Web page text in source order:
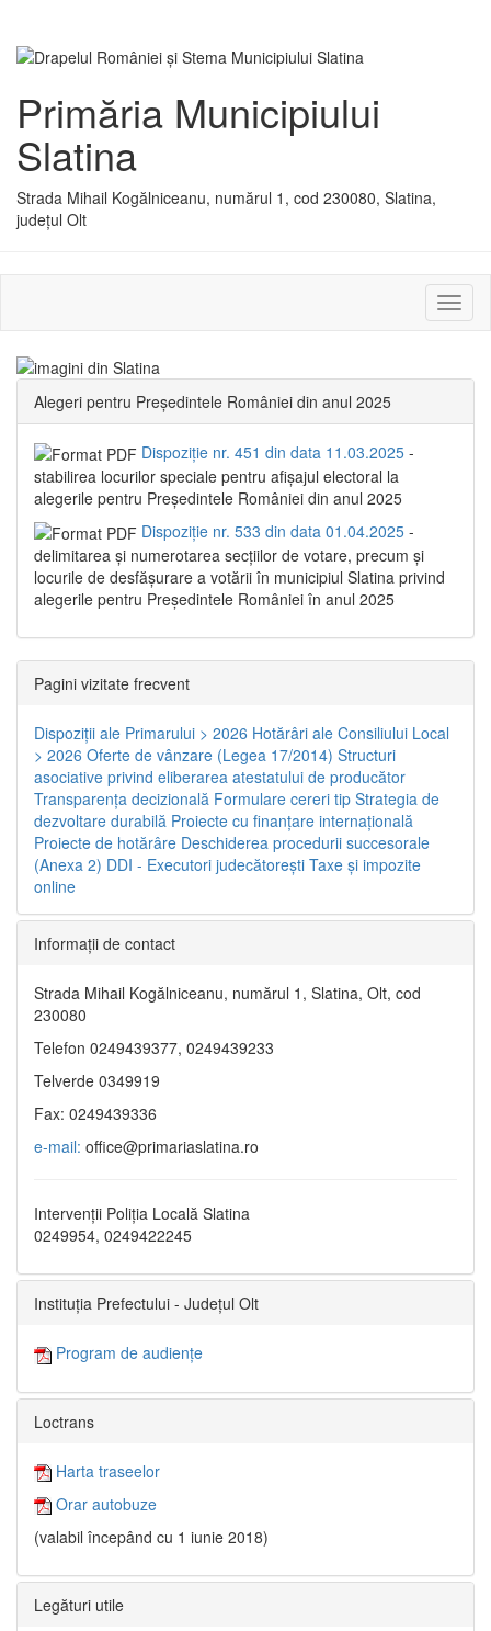
Primăria Municipiului
Slatina
Strada Mihail Kogălniceanu, numărul 1, cod 230080, Slatina,
județul Olt
sau
Alegeri pentru Președintele României din anul 2025
Dispoziție nr. 451 din data 11.03.2025 -
stabilirea locurilor speciale pentru afișajul electoral la
alegerile pentru Președintele României din anul 2025
Dispoziție nr. 533 din data 01.04.2025 -
delimitarea şi numerotarea secţiilor de votare, precum şi
locurile de desfăşurare a votării în municipiul Slatina privind
alegerile pentru Preşedintele României în anul 2025
Pagini vizitate frecvent
Dispoziţii ale Primarului > 2026 Hotărâri ale Consiliului Local
> 2026 Oferte de vânzare (Legea 17/2014) Structuri
asociative privind eliberarea atestatului de producător
Transparenţa decizională Formulare cereri tip Strategia de
dezvoltare durabilă Proiecte cu finanţare internaţională
Proiecte de hotărâre Deschiderea procedurii succesorale
(Anexa 2) DDI - Executori judecătorești Taxe şi impozite
online
Informaţii de contact
Strada Mihail Kogălniceanu, numărul 1, Slatina, Olt, cod
230080
Telefon 0249439377, 0249439233
Telverde 0349919
Fax: 0249439336
e-mail: office@primariaslatina.ro
Intervenții Poliția Locală Slatina
0249954, 0249422245
Instituția Prefectului - Județul Olt
Program de audiențe
Loctrans
Harta traseelor
Orar autobuze
(valabil începând cu 1 iunie 2018)
Legături utile